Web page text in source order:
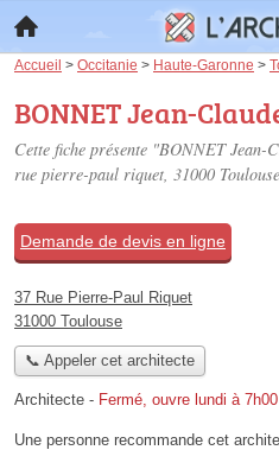
Accueil > Occitanie > Haute-Garonne >
BONNET Jean-
Cette fiche présente "BONNET
rue pierre-paul riquet, 31000
Demande de devis en ligne
37 Rue Pierre-Paul Riquet
31000 Toulouse
📞 Appeler cet architecte
Architecte - Fermé, ouvre lundi à 7h00
Une personne recommande cet